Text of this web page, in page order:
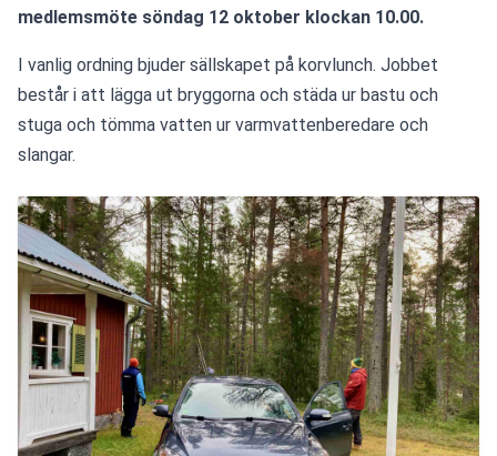
medlemsmöte söndag 12 oktober klockan 10.00.
I vanlig ordning bjuder sällskapet på korvlunch. Jobbet
består i att lägga ut bryggorna och städa ur bastu och
stuga och tömma vatten ur varmvattenberedare och
slangar.